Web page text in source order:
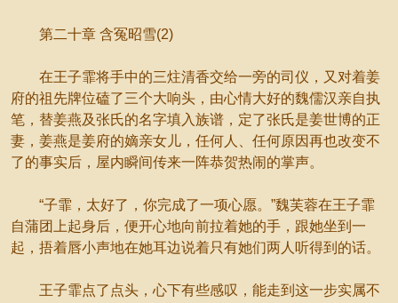
第二十章 含冤昭雪(2)
在王子霏将手中的三炷清香交给一旁的司仪，又对着姜
府的祖先牌位磕了三个大响头，由心情大好的魏儒汉亲自执
笔，替姜燕及张氏的名字填入族谱，定了张氏是姜世博的正
妻，姜燕是姜府的嫡亲女儿，任何人、任何原因再也改变不
了的事实后，屋内瞬间传来一阵恭贺热闹的掌声。
“子霏，太好了，你完成了一项心愿。”魏芙蓉在王子霏
自蒲团上起身后，便开心地向前拉着她的手，跟她坐到一
起，捂着唇小声地在她耳边说着只有她们两人听得到的话。
王子霏点了点头，心下有些感叹，能走到这一步实属不